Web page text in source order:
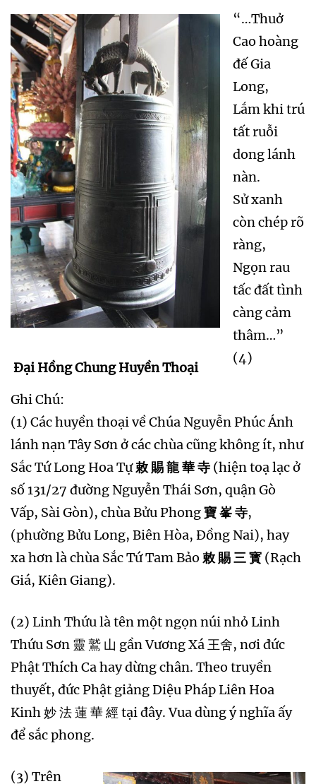
Đại Hồng Chung Huyền Thoại
“…Thuở
Cao hoàng
đế Gia
Long,
Lắm khi trú
tất ruỗi
dong lánh
nàn.
Sử xanh
còn chép rõ
ràng,
Ngọn rau
tấc đất tình
càng cảm
thâm…”
(4)
Ghi Chú:
(1) Các huyền thoại về Chúa Nguyễn Phúc Ánh
lánh nạn Tây Sơn ở các chùa cũng không ít, như
Sắc Tứ Long Hoa Tự敕 賜 龍 華 寺 (hiện toạ lạc ở
số 131/27 đường Nguyễn Thái Sơn, quận Gò
Vấp, Sài Gòn), chùa Bửu Phong寶 峯 寺,
(phường Bửu Long, Biên Hòa, Đồng Nai), hay
xa hơn là chùa Sắc Tứ Tam Bảo 敕 賜 三 寳 (Rạch
Giá, Kiên Giang).
(2) Linh Thứu là tên một ngọn núi nhỏ Linh
Thứu Sơn 靈 鷲 山 gần Vương Xá 王舍, nơi đức
Phật Thích Ca hay dừng chân. Theo truyền
thuyết, đức Phật giảng Diệu Pháp Liên Hoa
Kinh 妙 法 蓮 華 經 tại đây. Vua dùng ý nghĩa ấy
để sắc phong.
(3) Trên